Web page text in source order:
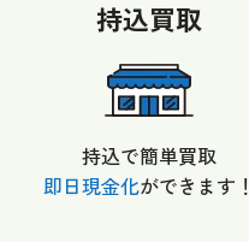
持込買取
持込で簡単買取
即日現金化ができます！